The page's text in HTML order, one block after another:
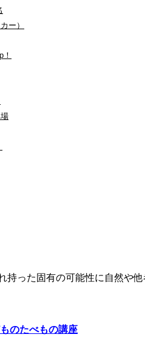
ー）
れ持った固有の可能性に自然や
のたべもの講座